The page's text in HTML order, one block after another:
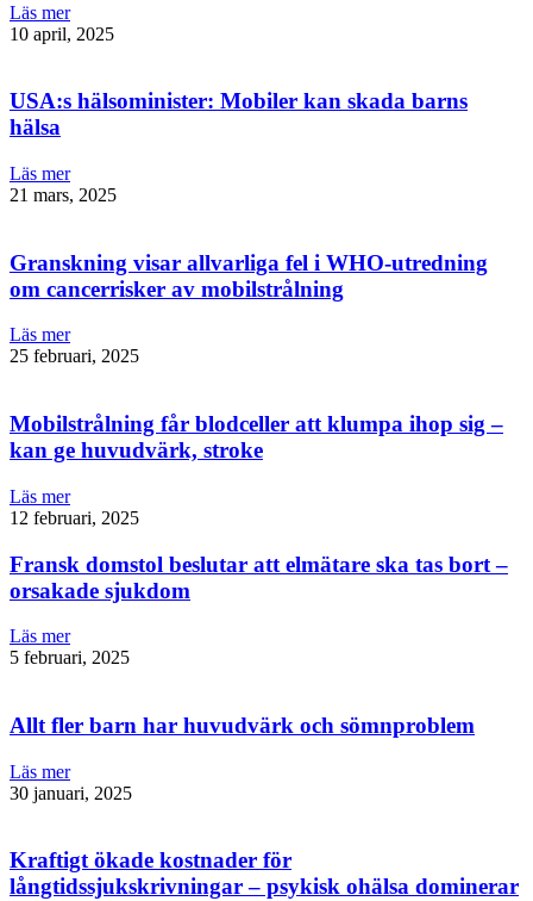
Läs mer
10 april, 2025
USA:s hälsominister: Mobiler kan skada barns
hälsa
Läs mer
21 mars, 2025
Granskning visar allvarliga fel i WHO-utredning
om cancerrisker av mobilstrålning
Läs mer
25 februari, 2025
Mobilstrålning får blodceller att klumpa ihop sig –
kan ge huvudvärk, stroke
Läs mer
12 februari, 2025
Fransk domstol beslutar att elmätare ska tas bort –
orsakade sjukdom
Läs mer
5 februari, 2025
Allt fler barn har huvudvärk och sömnproblem
Läs mer
30 januari, 2025
Kraftigt ökade kostnader för
långtidssjukskrivningar – psykisk ohälsa dominerar